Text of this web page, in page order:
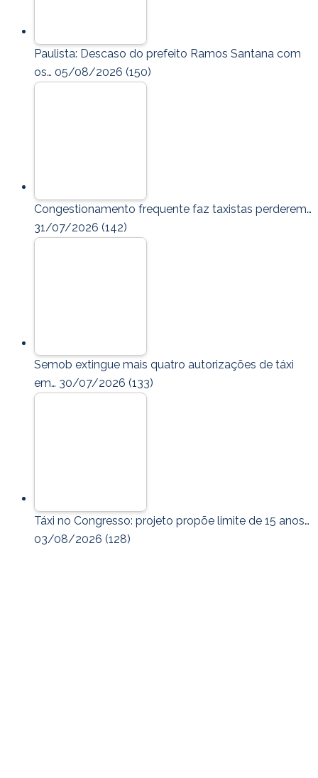
Paulista: Descaso do prefeito Ramos Santana com
os… 05/08/2026 (150)
Congestionamento frequente faz taxistas perderem…
31/07/2026 (142)
Semob extingue mais quatro autorizações de táxi
em… 30/07/2026 (133)
Táxi no Congresso: projeto propõe limite de 15 anos…
03/08/2026 (128)